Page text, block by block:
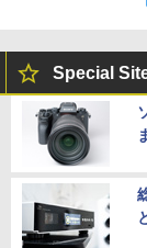
Special